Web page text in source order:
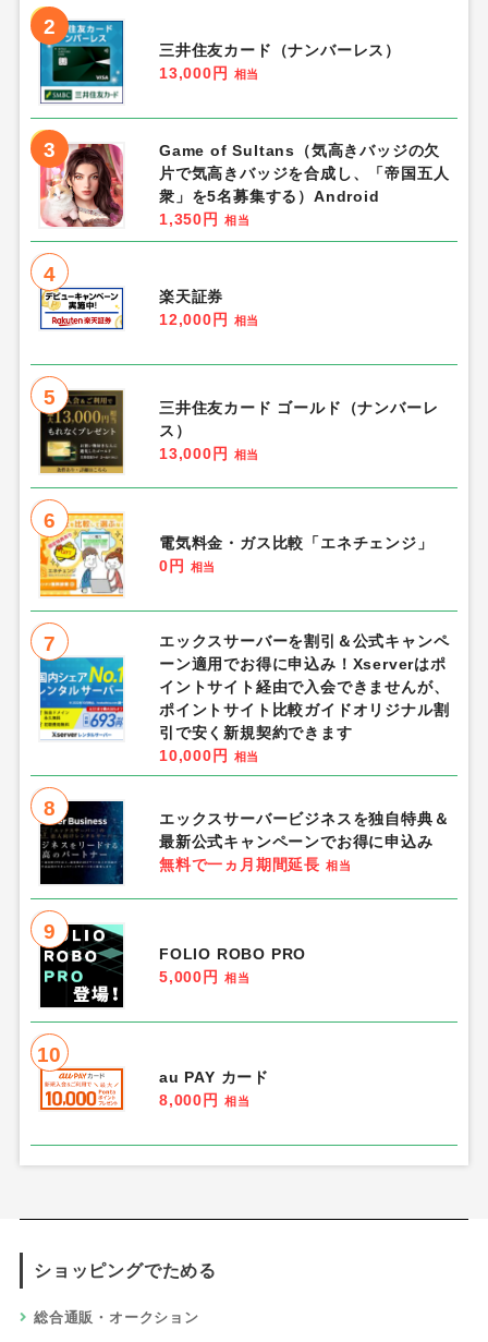
2
三井住友カード（ナンバーレス）
13,000円
相当
3
Game of Sultans（気高きバッジの欠
片で気高きバッジを合成し、「帝国五人
衆」を5名募集する）Android
1,350円
相当
4
楽天証券
12,000円
相当
5
三井住友カード ゴールド（ナンバーレ
ス）
13,000円
相当
6
電気料金・ガス比較「エネチェンジ」
0円
相当
7
エックスサーバーを割引＆公式キャンペ
ーン適用でお得に申込み！Xserverはポ
イントサイト経由で入会できませんが、
ポイントサイト比較ガイドオリジナル割
引で安く新規契約できます
10,000円
相当
8
エックスサーバービジネスを独自特典＆
最新公式キャンペーンでお得に申込み
無料で一ヵ月期間延長 相当
9
FOLIO ROBO PRO
5,000円
相当
10
au PAY カード
8,000円
相当
ショッピングでためる
総合通販・オークション